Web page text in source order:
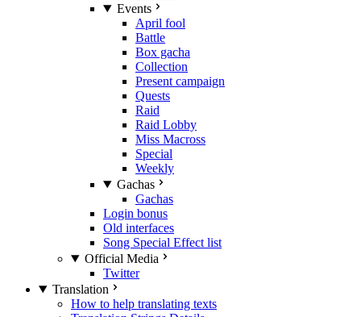
Events
April fool
Battle
Box gacha
Collection
Present campaign
Quests
Raid
Raid Lobby
Miss Macross
Special
Weekly
Gachas
Gachas
Login bonus
Old interfaces
Song Special Effect list
Official Media
Twitter
Translation
How to help translating texts